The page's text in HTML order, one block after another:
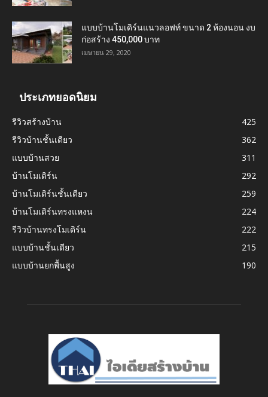
แบบบ้านโมเดิร์นแนวลอฟท์ ขนาด 2 ห้องนอน งบ
ก่อสร้าง 450,000 บาท
เมษายน 29, 2020
ประเภทยอดนิยม
รีวิวสร้างบ้าน
425
รีวิวบ้านชั้นเดียว
362
แบบบ้านสวย
311
บ้านโมเดิร์น
292
บ้านโมเดิร์นชั้นเดียว
259
บ้านโมเดิร์นทรงแหงน
224
รีวิวบ้านทรงโมเดิร์น
222
แบบบ้านชั้นเดียว
215
แบบบ้านยกพื้นสูง
190